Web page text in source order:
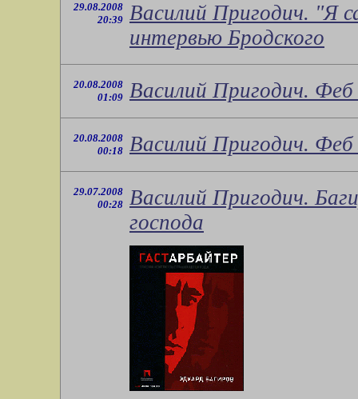
29.08.2008
20:39 Василий Пригодич. "Я
интервью Бродского
20.08.2008
01:09 Василий Пригодич.
20.08.2008
00:18 Василий Пригодич.
29.07.2008
00:28 Василий Пригодич.
господа